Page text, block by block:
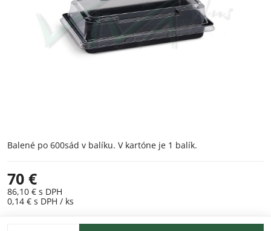
Balené po 600sád v balíku. V kartóne je 1 balík.
70 €
86,10 € s DPH
0,14 € s DPH / ks